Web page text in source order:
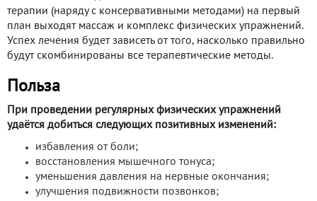
терапии (наряду с консервативными методами) на первый
план выходят массаж и комплекс физических упражнений.
Успех лечения будет зависеть от того, насколько правильно
будут скомбинированы все терапевтические методы.
Польза
При проведении регулярных физических упражнений
удаётся добиться следующих позитивных изменений:
избавления от боли;
восстановления мышечного тонуса;
уменьшения давления на нервные окончания;
улучшения подвижности позвонков;